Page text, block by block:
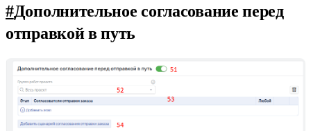
#Дополнительное согласование перед
отправкой в путь